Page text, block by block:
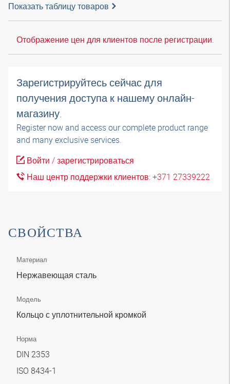
Показать таблицу товаров
Отображение цен для клиентов после регистрации.
Зарегистрируйтесь сейчас для
получения доступа к нашему онлайн-
магазину.
Register now and access our complete product range
and many exclusive services.
Войти / зарегистрироваться
Наш центр поддержки клиентов: +371 27339222
СВОЙСТВА
Материал
Нержавеющая сталь
Модель
Кольцо с уплотнительной кромкой
Норма
DIN 2353
ISO 8434-1